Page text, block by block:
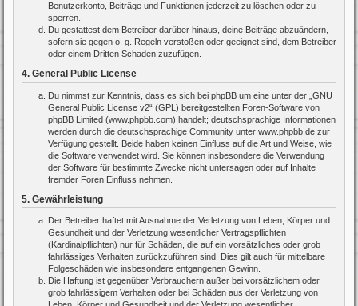
Benutzerkonto, Beiträge und Funktionen jederzeit zu löschen oder zu
sperren.
Du gestattest dem Betreiber darüber hinaus, deine Beiträge abzuändern,
sofern sie gegen o. g. Regeln verstoßen oder geeignet sind, dem Betreiber
oder einem Dritten Schaden zuzufügen.
4. General Public License
Du nimmst zur Kenntnis, dass es sich bei phpBB um eine unter der „ GNU
General Public License v2“ (GPL) bereitgestellten Foren-Software von
phpBB Limited (www.phpbb.com) handelt; deutschsprachige Informationen
werden durch die deutschsprachige Community unter www.phpbb.de zur
Verfügung gestellt. Beide haben keinen Einfluss auf die Art und Weise, wie
die Software verwendet wird. Sie können insbesondere die Verwendung
der Software für bestimmte Zwecke nicht untersagen oder auf Inhalte
fremder Foren Einfluss nehmen.
5. Gewährleistung
Der Betreiber haftet mit Ausnahme der Verletzung von Leben, Körper und
Gesundheit und der Verletzung wesentlicher Vertragspflichten
(Kardinalpflichten) nur für Schäden, die auf ein vorsätzliches oder grob
fahrlässiges Verhalten zurückzuführen sind. Dies gilt auch für mittelbare
Folgeschäden wie insbesondere entgangenen Gewinn.
Die Haftung ist gegenüber Verbrauchern außer bei vorsätzlichem oder
grob fahrlässigem Verhalten oder bei Schäden aus der Verletzung von